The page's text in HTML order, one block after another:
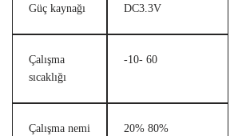
Güç kaynağı DC3.3V
Çalışma
sıcaklığı
-10- 60
Çalışma nemi 20% 80%